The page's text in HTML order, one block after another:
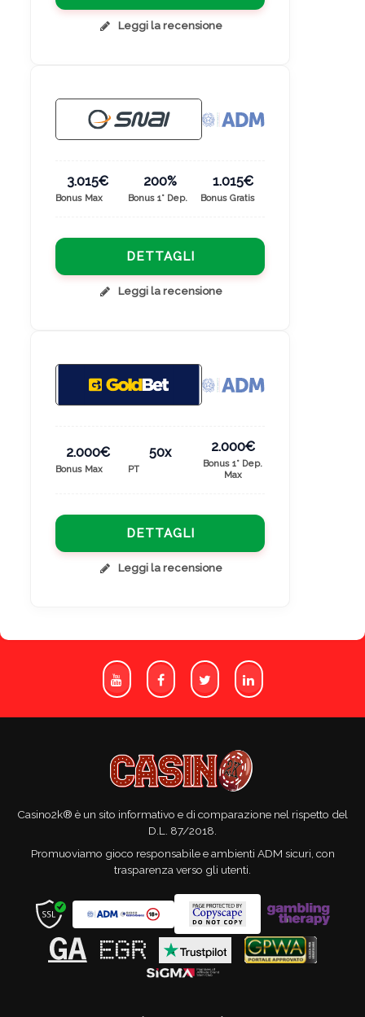
Leggi la recensione
3.015€
Bonus Max
200%
Bonus 1° Dep.
1.015€
Bonus Gratis
DETTAGLI
Leggi la recensione
2.000€
Bonus Max
50x
PT
2.000€
Bonus 1° Dep.
Max
DETTAGLI
Leggi la recensione
Casino2k® è un sito informativo e di comparazione nel rispetto del
D.L. 87/2018.
Promuoviamo gioco responsabile e ambienti ADM sicuri, con
trasparenza verso gli utenti.